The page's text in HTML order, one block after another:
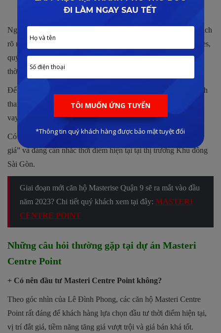
Hệ thống tiện ích cao cấp tại dự án Masteri
Ngoài ra, dự án còn sở hữu thủ tục pháp lý hoàn thiện, minh bạch
rõ ràng. Cộng thêm uy tín từ đơn vị chủ đầu tư Masterise Homes,
quý khách có thể đặt niềm tin vào tiến độ triển khai xây dựng,
thời gian bàn giao cũng như chất lượng căn hộ trong tương lai.
Để hỗ trợ khách mua căn hộ, chủ đầu tư đã ban hành chính sách
thanh toán hấp dẫn, nhiều ưu đãi chiết khấu “khủng” và hỗ trợ
vay vốn đến 70% giá trị sản phẩm từ Ngân hàng hỗ trợ.
Có thể thấy, Masteri Centre Point chính là cơ hội đầu tư “sáng
giá” và đáng cân nhắc thời điểm hiện tại tại thị trường Khu đông
Sài Gòn.
Giai đoạn mới căn hộ Masterise Quận 9 sẽ ra mắt vào đầu
năm 2023? Chi tiết quý khách xem tại đây: MASTERI
CENTRE POINT
Những câu hỏi thường gặp tại dự án Masteri
Centre Point
+ Có nên đầu tư Masteri Centre Point không?
Theo góc nhìn của Lê Đình Phong, các căn hộ Masteri Centre
Point rất đáng để khách hàng lựa chọn đầu tư thời điểm hiện tại,
vị trí đắt giá, tiềm năng tăng giá vượt trội và giá bán khá tốt.